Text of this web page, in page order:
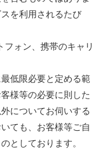
を利用されるたび
フォン、携帯のキャリ
低限必要と定める範
様等の必要に則した
についてお伺いする
ても、お客様等ご自
としております。